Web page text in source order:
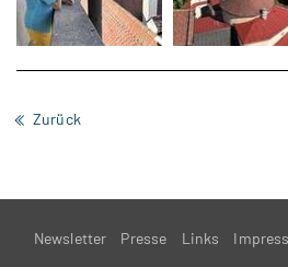
Zurück
Newsletter Presse Links